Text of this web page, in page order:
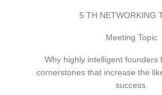
5 TH NETWORKING
Meeting Topic
Why highly intelligent founders
cornerstones that increase the
success.